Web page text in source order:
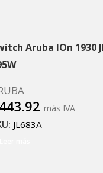
Aruba IOn 1930
más IVA
JL683A